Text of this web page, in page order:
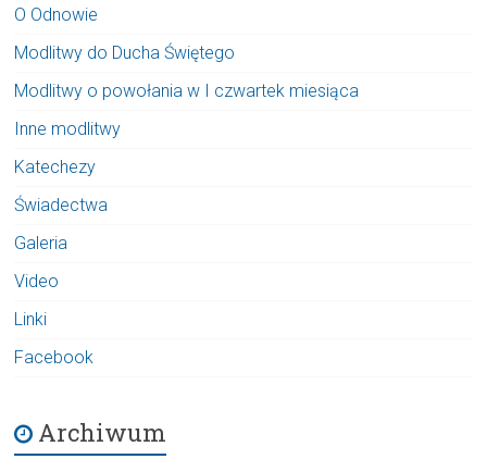
O Odnowie
Modlitwy do Ducha Świętego
Modlitwy o powołania w I czwartek miesiąca
Inne modlitwy
Katechezy
Świadectwa
Galeria
Video
Linki
Facebook
Archiwum